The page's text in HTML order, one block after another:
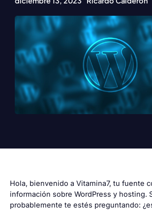
Hola, bienvenido a Vitamina7, tu fuente
información sobre WordPress y hosting.
probablemente te estés preguntando: